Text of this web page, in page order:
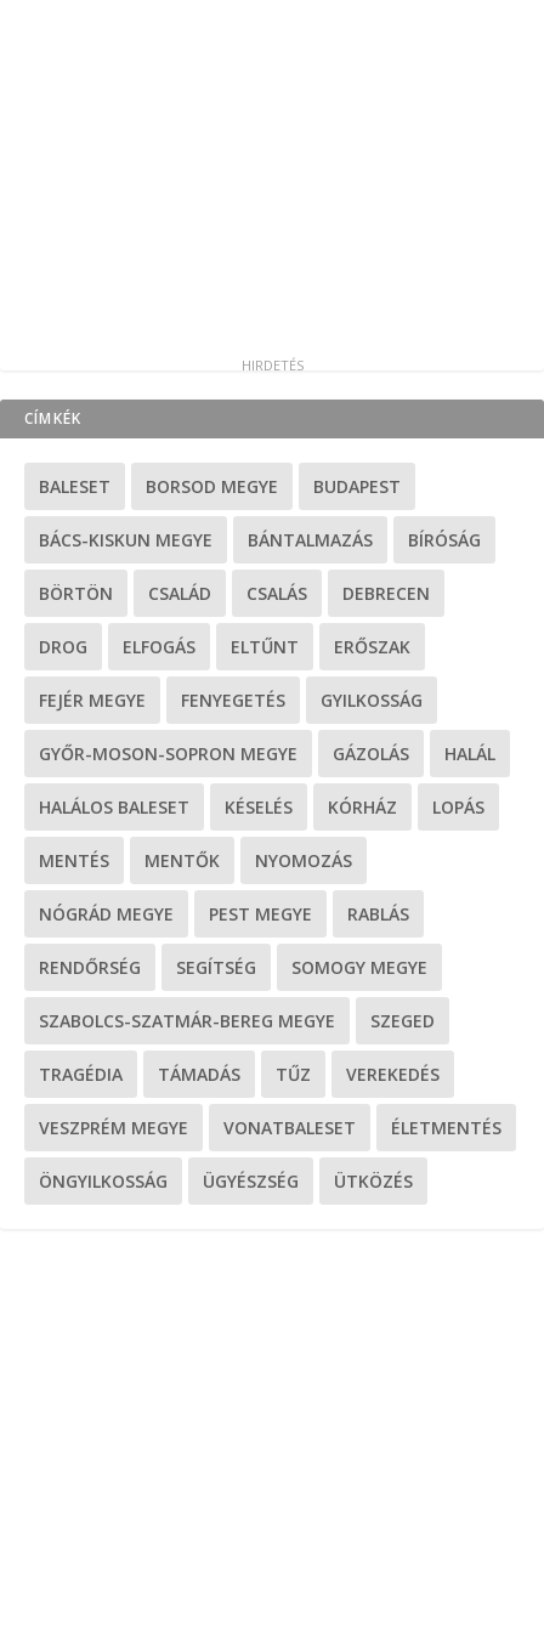
CÍMKÉK
BALESET BORSOD MEGYE BUDAPEST
BÁCS-KISKUN MEGYE BÁNTALMAZÁS BÍRÓSÁG
BÖRTÖN CSALÁD CSALÁS DEBRECEN
DROG ELFOGÁS ELTŰNT ERŐSZAK
FEJÉR MEGYE FENYEGETÉS GYILKOSSÁG
GYŐR-MOSON-SOPRON MEGYE GÁZOLÁS HALÁL
HALÁLOS BALESET KÉSELÉS KÓRHÁZ LOPÁS
MENTÉS MENTŐK NYOMOZÁS
NÓGRÁD MEGYE PEST MEGYE RABLÁS
RENDŐRSÉG SEGÍTSÉG SOMOGY MEGYE
SZABOLCS-SZATMÁR-BEREG MEGYE SZEGED
TRAGÉDIA TÁMADÁS TŰZ VEREKEDÉS
VESZPRÉM MEGYE VONATBALESET ÉLETMENTÉS
ÖNGYILKOSSÁG ÜGYÉSZSÉG ÜTKÖZÉS